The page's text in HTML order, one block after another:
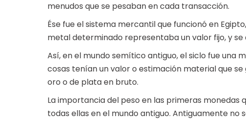
menudos que se pesaban en cada transacción.
Ése fue el sistema mercantil que funcionó en
metal determinado representaba un valor fijo, y
Así, en el mundo semítico antiguo, el siclo fue una
cosas tenían un valor o estimación material que
oro o de plata en bruto.
La importancia del peso en las primeras monedas
todas ellas en el mundo antiguo. Antiguamente no